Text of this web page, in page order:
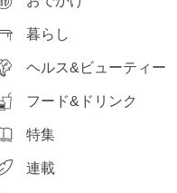
暮らし
ヘルス&ビューティー
フード&ドリンク
特集
連載